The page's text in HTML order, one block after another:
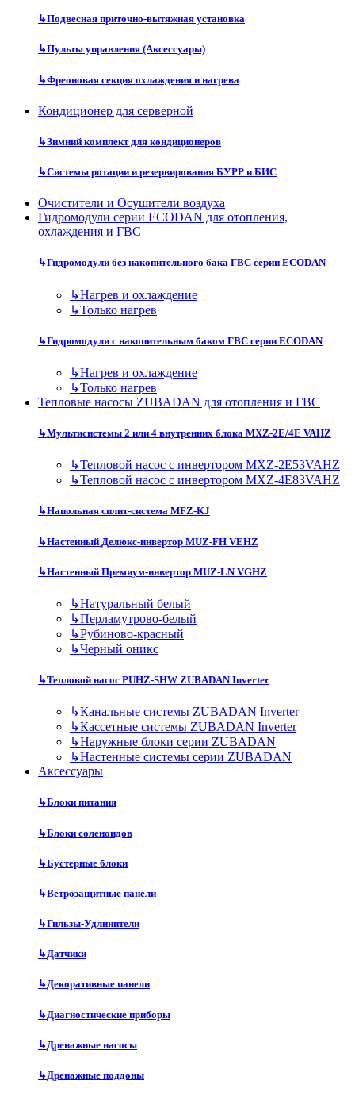
↳Подвесная приточно-вытяжная установка
↳Пульты управления (Аксессуары)
↳Фреоновая секция охлаждения и нагрева
Кондиционер для серверной
↳Зимний комплект для кондиционеров
↳Системы ротации и резервирования БУРР и БИС
Очистители и Осушители воздуха
Гидромодули серии ECODAN для отопления,
охлаждения и ГВС
↳Гидромодули без накопительного бака ГВС серии ECODAN
↳Нагрев и охлаждение
↳Только нагрев
↳Гидромодули с накопительным баком ГВС серии ECODAN
↳Нагрев и охлаждение
↳Только нагрев
Тепловые насосы ZUBADAN для отопления и ГВС
↳Мультисистемы 2 или 4 внутренних блока MXZ-2E/4E VAHZ
↳Тепловой насос с инвертором MXZ-2E53VAHZ
↳Тепловой насос с инвертором MXZ-4E83VAHZ
↳Напольная сплит-система MFZ-KJ
↳Настенный Делюкс-инвертор MUZ-FH VEHZ
↳Настенный Премиум-инвертор MUZ-LN VGHZ
↳Натуральный белый
↳Перламутрово-белый
↳Рубиново-красный
↳Черный оникс
↳Тепловой насос PUHZ-SHW ZUBADAN Inverter
↳Канальные системы ZUBADAN Inverter
↳Кассетные системы ZUBADAN Inverter
↳Наружные блоки серии ZUBADAN
↳Настенные системы серии ZUBADAN
Аксесcуары
↳Блоки питания
↳Блоки соленоидов
↳Бустерные блоки
↳Ветрозащитные панели
↳Гильзы-Удлинители
↳Датчики
↳Декоративные панели
↳Диагностические приборы
↳Дренажные насосы
↳Дренажные поддоны